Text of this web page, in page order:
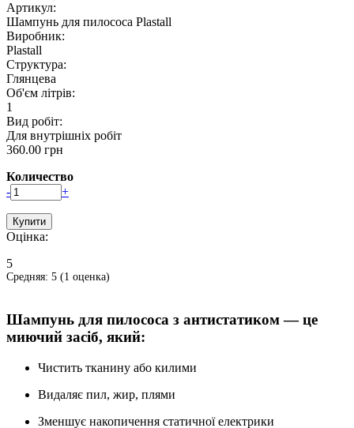
Артикул:
Шампунь для пилососа Plastall
Виробник:
Plastall
Структура:
Глянцева
Об'єм літрів:
1
Вид робіт:
Для внутрішніх робіт
360.00 грн
Количество
-
+
Оцінка:
5
Средняя: 5 (1 оценка)
Шампунь для пилососа з антистатиком — це
миючий засіб, який:
Чистить тканину або килими
Видаляє пил, жир, плями
Зменшує накопичення статичної електрики